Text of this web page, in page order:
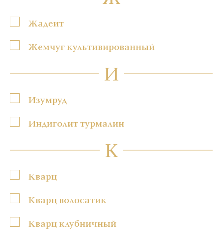
Жадеит
Жемчуг культивированный
И
Изумруд
Индиголит турмалин
К
Кварц
Кварц волосатик
Кварц клубничный